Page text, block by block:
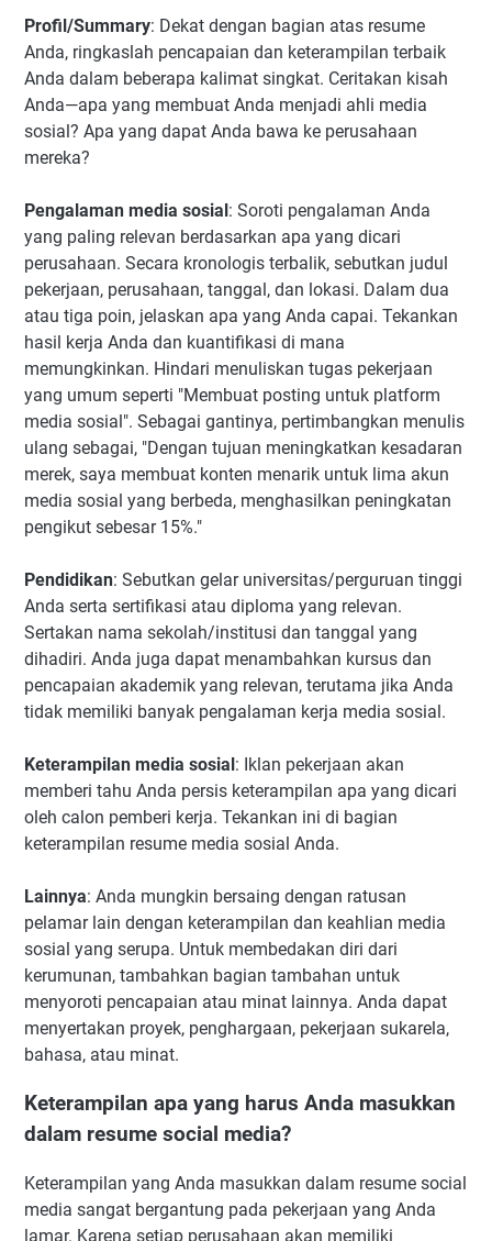
Profil/Summary: Dekat dengan bagian atas resume
Anda, ringkaslah pencapaian dan keterampilan terbaik
Anda dalam beberapa kalimat singkat. Ceritakan kisah
Anda—apa yang membuat Anda menjadi ahli media
sosial? Apa yang dapat Anda bawa ke perusahaan
mereka?
Pengalaman media sosial: Soroti pengalaman Anda
yang paling relevan berdasarkan apa yang dicari
perusahaan. Secara kronologis terbalik, sebutkan judul
pekerjaan, perusahaan, tanggal, dan lokasi. Dalam dua
atau tiga poin, jelaskan apa yang Anda capai. Tekankan
hasil kerja Anda dan kuantifikasi di mana
memungkinkan. Hindari menuliskan tugas pekerjaan
yang umum seperti "Membuat posting untuk platform
media sosial". Sebagai gantinya, pertimbangkan menulis
ulang sebagai, "Dengan tujuan meningkatkan kesadaran
merek, saya membuat konten menarik untuk lima akun
media sosial yang berbeda, menghasilkan peningkatan
pengikut sebesar 15%."
Pendidikan: Sebutkan gelar universitas/perguruan tinggi
Anda serta sertifikasi atau diploma yang relevan.
Sertakan nama sekolah/institusi dan tanggal yang
dihadiri. Anda juga dapat menambahkan kursus dan
pencapaian akademik yang relevan, terutama jika Anda
tidak memiliki banyak pengalaman kerja media sosial.
Keterampilan media sosial: Iklan pekerjaan akan
memberi tahu Anda persis keterampilan apa yang dicari
oleh calon pemberi kerja. Tekankan ini di bagian
keterampilan resume media sosial Anda.
Lainnya: Anda mungkin bersaing dengan ratusan
pelamar lain dengan keterampilan dan keahlian media
sosial yang serupa. Untuk membedakan diri dari
kerumunan, tambahkan bagian tambahan untuk
menyoroti pencapaian atau minat lainnya. Anda dapat
menyertakan proyek, penghargaan, pekerjaan sukarela,
bahasa, atau minat.
Keterampilan apa yang harus Anda masukkan
dalam resume social media?
Keterampilan yang Anda masukkan dalam resume social
media sangat bergantung pada pekerjaan yang Anda
lamar. Karena setiap perusahaan akan memiliki